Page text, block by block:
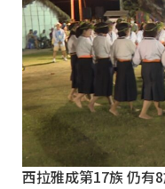
西拉雅成第17族 仍有